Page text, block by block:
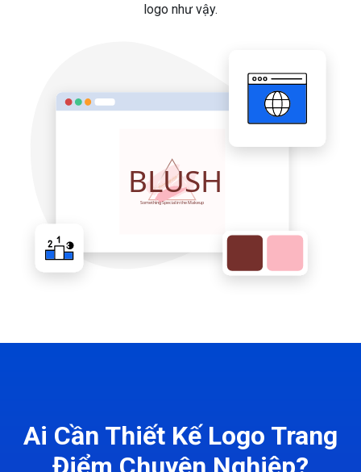
logo như vậy.
Ai Cần Thiết Kế Logo Trang